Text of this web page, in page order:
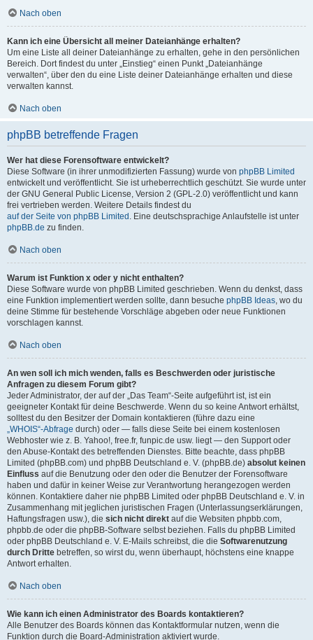
Nach oben
Kann ich eine Übersicht all meiner Dateianhänge erhalten?
Um eine Liste all deiner Dateianhänge zu erhalten, gehe in den persönlichen
Bereich. Dort findest du unter „Einstieg“ einen Punkt „Dateianhänge
verwalten“, über den du eine Liste deiner Dateianhänge erhalten und diese
verwalten kannst.
Nach oben
phpBB betreffende Fragen
Wer hat diese Forensoftware entwickelt?
Diese Software (in ihrer unmodifizierten Fassung) wurde von phpBB Limited
entwickelt und veröffentlicht. Sie ist urheberrechtlich geschützt. Sie wurde unter
der GNU General Public License, Version 2 (GPL-2.0) veröffentlicht und kann
frei vertrieben werden. Weitere Details findest du
auf der Seite von phpBB Limited . Eine deutschsprachige Anlaufstelle ist unter
phpBB.de zu finden.
Nach oben
Warum ist Funktion x oder y nicht enthalten?
Diese Software wurde von phpBB Limited geschrieben. Wenn du denkst, dass
eine Funktion implementiert werden sollte, dann besuche phpBB Ideas, wo du
deine Stimme für bestehende Vorschläge abgeben oder neue Funktionen
vorschlagen kannst.
Nach oben
An wen soll ich mich wenden, falls es Beschwerden oder juristische
Anfragen zu diesem Forum gibt?
Jeder Administrator, der auf der „Das Team“-Seite aufgeführt ist, ist ein
geeigneter Kontakt für deine Beschwerde. Wenn du so keine Antwort erhältst,
solltest du den Besitzer der Domain kontaktieren (führe dazu eine
„WHOIS“-Abfrage durch) oder — falls diese Seite bei einem kostenlosen
Webhoster wie z. B. Yahoo!, free.fr, funpic.de usw. liegt — den Support oder
den Abuse-Kontakt des betreffenden Dienstes. Bitte beachte, dass phpBB
Limited (phpBB.com) und phpBB Deutschland e. V. (phpBB.de) absolut keinen
Einfluss auf die Benutzung oder den oder die Benutzer der Forensoftware
haben und dafür in keiner Weise zur Verantwortung herangezogen werden
können. Kontaktiere daher nie phpBB Limited oder phpBB Deutschland e. V. in
Zusammenhang mit jeglichen juristischen Fragen (Unterlassungserklärungen,
Haftungsfragen usw.), die sich nicht direkt auf die Websiten phpbb.com,
phpbb.de oder die phpBB-Software selbst beziehen. Falls du phpBB Limited
oder phpBB Deutschland e. V. E-Mails schreibst, die die Softwarenutzung
durch Dritte betreffen, so wirst du, wenn überhaupt, höchstens eine knappe
Antwort erhalten.
Nach oben
Wie kann ich einen Administrator des Boards kontaktieren?
Alle Benutzer des Boards können das Kontaktformular nutzen, wenn die
Funktion durch die Board-Administration aktiviert wurde.